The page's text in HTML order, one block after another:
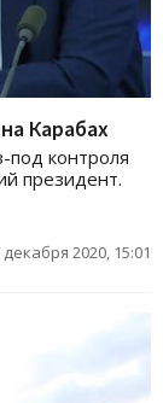
Карабах
под контроля
президент.
декабря 2020, 15:01